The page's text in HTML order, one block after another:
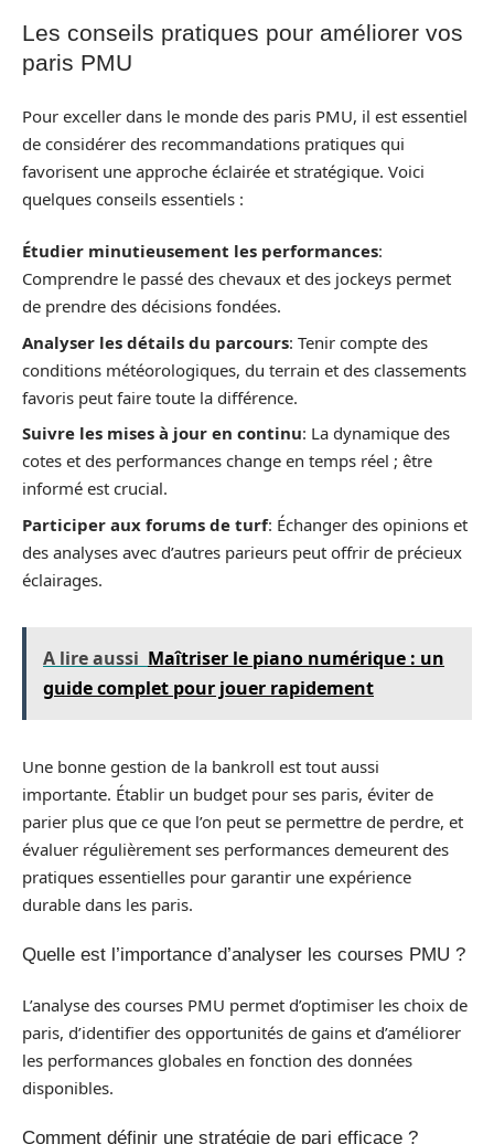
Les conseils pratiques pour améliorer vos
paris PMU
Pour exceller dans le monde des paris PMU, il est essentiel
de considérer des recommandations pratiques qui
favorisent une approche éclairée et stratégique. Voici
quelques conseils essentiels :
Étudier minutieusement les performances:
Comprendre le passé des chevaux et des jockeys permet
de prendre des décisions fondées.
Analyser les détails du parcours: Tenir compte des
conditions météorologiques, du terrain et des classements
favoris peut faire toute la différence.
Suivre les mises à jour en continu: La dynamique des
cotes et des performances change en temps réel ; être
informé est crucial.
Participer aux forums de turf: Échanger des opinions et
des analyses avec d’autres parieurs peut offrir de précieux
éclairages.
A lire aussi Maîtriser le piano numérique : un
guide complet pour jouer rapidement
Une bonne gestion de la bankroll est tout aussi
importante. Établir un budget pour ses paris, éviter de
parier plus que ce que l’on peut se permettre de perdre, et
évaluer régulièrement ses performances demeurent des
pratiques essentielles pour garantir une expérience
durable dans les paris.
Quelle est l’importance d’analyser les courses PMU ?
L’analyse des courses PMU permet d’optimiser les choix de
paris, d’identifier des opportunités de gains et d’améliorer
les performances globales en fonction des données
disponibles.
Comment définir une stratégie de pari efficace ?